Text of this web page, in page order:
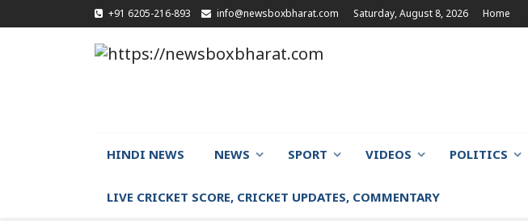
+91 6205-216-893 info@newsboxbharat.com Saturday, August 8, 2026 Home
HINDI NEWS NEWS SPORT VIDEOS POLITICS
LIVE CRICKET SCORE, CRICKET UPDATES, COMMENTARY